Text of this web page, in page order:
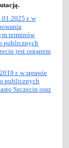
r. w
terminów
publicznych
jest organem
r. w sprawie
publicznych
Szczecin oraz